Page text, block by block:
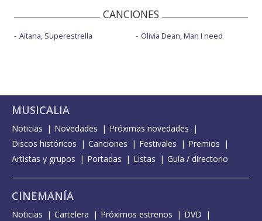
CANCIONES
Aitana, Superestrella Olivia Dean, Man I need
MUSICALIA
Noticias Novedades
Próximas novedades
Discos históricos
Canciones Festivales
Premios
Artistas y grupos
Portadas Listas Guía / directorio
CINEMANÍA
Noticias Cartelera Próximos estrenos
DVD